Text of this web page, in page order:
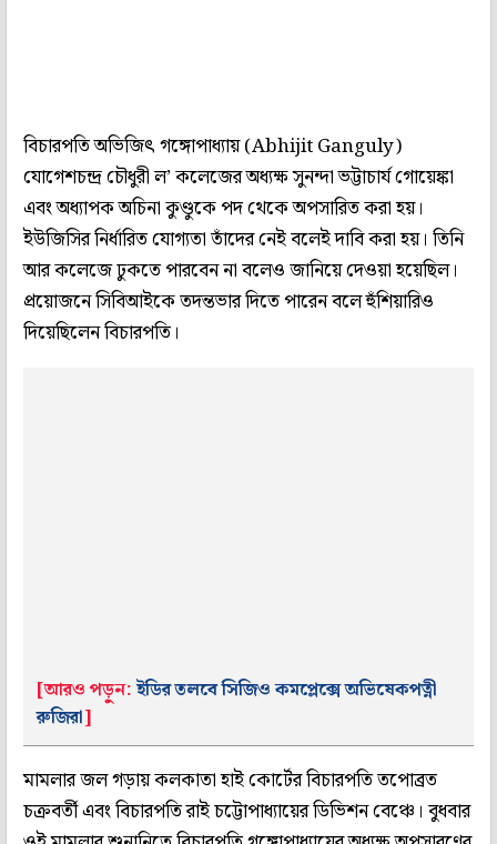
বিচারপতি অভিজিৎ গঙ্গোপাধ্যায় (Abhijit Ganguly)
যোগেশচন্দ্র চৌধুরী ল’ কলেজের অধ্যক্ষ সুনন্দা ভট্টাচার্য গোয়েঙ্কা
এবং অধ্যাপক অচিনা কুণ্ডুকে পদ থেকে অপসারিত করা হয়।
ইউজিসির নির্ধারিত যোগ্যতা তাঁদের নেই বলেই দাবি করা হয়। তিনি
আর কলেজে ঢুকতে পারবেন না বলেও জানিয়ে দেওয়া হয়েছিল।
প্রয়োজনে সিবিআইকে তদন্তভার দিতে পারেন বলে হুঁশিয়ারিও
দিয়েছিলেন বিচারপতি।
[আরও পড়ুন:ইডির তলবে সিজিও কমপ্লেক্সে অভিষেকপত্নী
রুজিরা]
মামলার জল গড়ায় কলকাতা হাই কোর্টের বিচারপতি তপোব্রত
চক্রবর্তী এবং বিচারপতি রাই চট্টোপাধ্যায়ের ডিভিশন বেঞ্চে। বুধবার